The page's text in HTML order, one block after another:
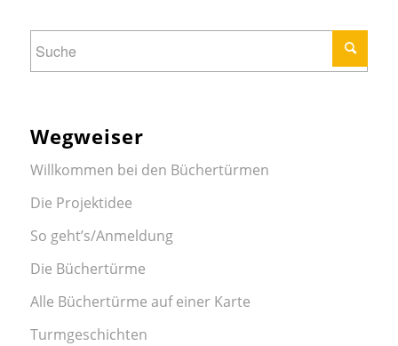
Wegweiser
Willkommen bei den Büchertürmen
Die Projektidee
So geht’s/Anmeldung
Die Büchertürme
Alle Büchertürme auf einer Karte
Turmgeschichten